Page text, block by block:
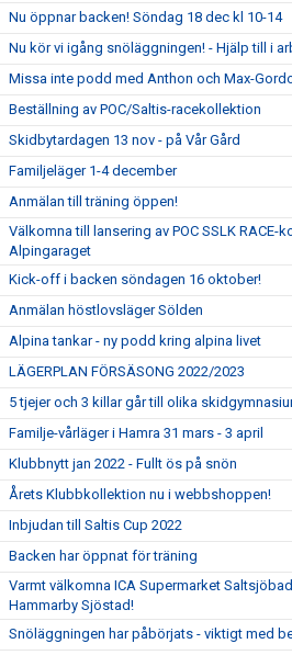
Nu öppnar backen! Söndag 18 dec kl 10-14
Nu kör vi igång snöläggningen! - Hjälp till i
Missa inte podd med Anthon och Max-
Beställning av POC/Saltis-racekollektion
Skidbytardagen 13 nov - på Vår Gård
Familjeläger 1-4 december
Anmälan till träning öppen!
Välkomna till lansering av POC SSLK RACE-
Alpingaraget
Kick-off i backen söndagen 16 oktober!
Anmälan höstlovsläger Sölden
Alpina tankar - ny podd kring alpina livet
LÄGERPLAN FÖRSÄSONG 2022/2023
5 tjejer och 3 killar går till olika
Familje-vårläger i Hamra 31 mars - 3 april
Klubbnytt jan 2022 - Fullt ös på snön
Årets Klubbkollektion nu i webbshoppen!
Inbjudan till Saltis Cup 2022
Backen har öppnat för träning
Varmt välkomna ICA Supermarket
Hammarby Sjöstad!
Snöläggningen har påbörjats - viktigt med